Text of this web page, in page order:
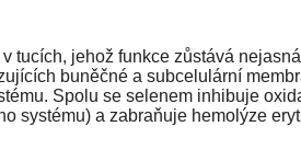
tucích, jehož funkce zůstává
buněčné a subcelulární
Spolu se selenem inhibuje
systému) a zabraňuje hemolýze